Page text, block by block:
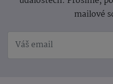
mailové